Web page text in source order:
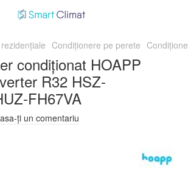
Condiționere pe perete
condiționat HOAPP
R32 HSZ-
FH67VA
ți un comentariu